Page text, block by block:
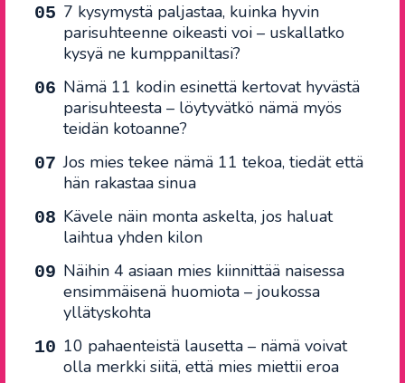
7 kysymystä paljastaa, kuinka hyvin
parisuhteenne oikeasti voi – uskallatko
kysyä ne kumppaniltasi?
Nämä 11 kodin esinettä kertovat hyvästä
parisuhteesta – löytyvätkö nämä myös
teidän kotoanne?
Jos mies tekee nämä 11 tekoa, tiedät että
hän rakastaa sinua
Kävele näin monta askelta, jos haluat
laihtua yhden kilon
Näihin 4 asiaan mies kiinnittää naisessa
ensimmäisenä huomiota – joukossa
yllätyskohta
10 pahaenteistä lausetta – nämä voivat
olla merkki siitä, että mies miettii eroa